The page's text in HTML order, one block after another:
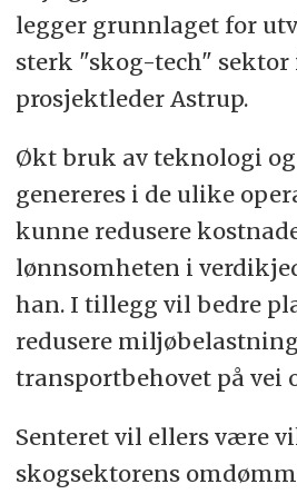
med å koordinere
utviklingsaktiviteten
digitalisering i hele
legger grunnlaget for
sterk "skog-tech" sektor
prosjektleder Astrup.
Økt bruk av teknologi
genereres i de ulike
kunne redusere
lønnsomheten i
han. I tillegg vil bedre
redusere
transportbehovet på vei
Senteret vil ellers være
skogsektorens